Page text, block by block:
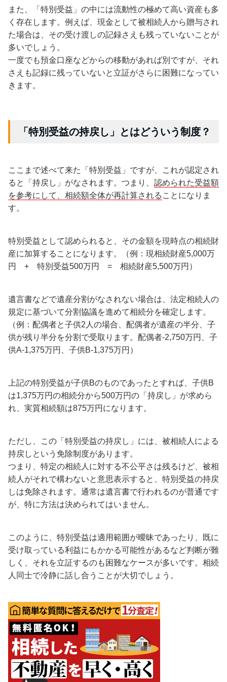
また、「特別受益」の中には流動性の極めて高い資産も多
く存在します。例えば、現金として被相続人から贈与され
た場合は、その受け渡しの記録さえも残っていないことが
多いでしょう。
一度でも預金口座などからの移動があれば別ですが、それ
さえも記録に残っていないと立証がさらに困難になってい
きます。
「特別受益の持戻し」とはどういう制度？
ここまで述べて来た「特別受益」ですが、これが認定され
ると「持戻し」がなされます。つまり、 認められた受益額
を参考にして、相続額全体が再計算される ことになりま
す。
特別受益として認められると、その金額を現時点の相続財
産に加算することになります。（例：現相続財産5,000万
円 + 特別受益500万円 = 相続財産5,500万円）
遺言書などで遺産分割がなされない場合は、法定相続人の
規定に基づいて分割協議を進めて相続分を確定します。
（例：配偶者と子供2人の場合、配偶者が遺産の半分、子
供が残り半分を分割で受取ります。配偶者-2,750万円、子
供A-1,375万円、子供B-1,375万円）
上記の特別受益が子供Bのものであったとすれば、子供B
は1,375万円の相続分から500万円の「持戻し」が求めら
れ、実質相続額は875万円になります。
ただし、この「特別受益の持戻し」には、被相続人による
持戻しという免除制度があります。
つまり、特定の相続人に対する不公平さは残るけど、被相
続人がそれで構わないと意思表示すると、特別受益の持戻
しは免除されます。通常は遺言書で行われるのが普通です
が、特に方法は決められてはいません。
このように、特別受益は適用範囲が曖昧であったり、既に
受け取っている利益にもかかる可能性があるなど判断が難
しく、それを立証するのも困難なケースが多いです。相続
人同士で冷静に話し合うことが大切でしょう。